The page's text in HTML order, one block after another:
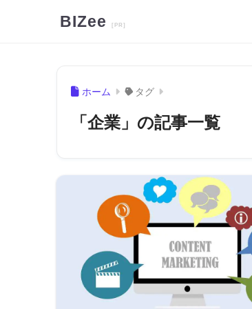
BIZee
ホーム タグ
「企業」の記事一覧